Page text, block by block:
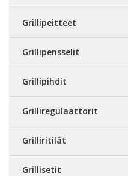
Grillipeitteet
Grillipensselit
Grillipihdit
Grilliregulaattorit
Grilliritilät
Grillisetit